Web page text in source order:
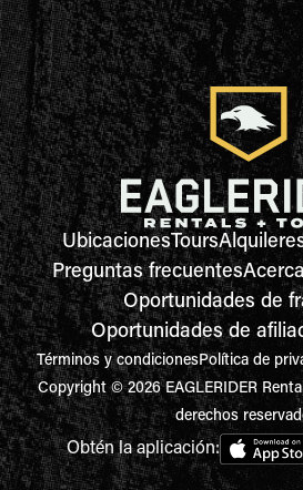
UbicacionesTours
Preguntas frecuentes
Oportunidades de
Oportunidades de
Términos y condicionesPolítica de
Copyright © 2026 EAGLERIDER
derechos
Obtén la aplicación: